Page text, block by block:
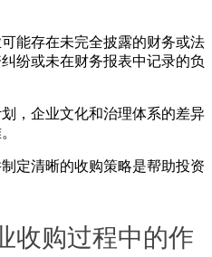
能存在未完全披露的财务或法
纷或未在财务报表中记录的负
，企业文化和治理体系的差异
定清晰的收购策略是帮助投资
收购过程中的作